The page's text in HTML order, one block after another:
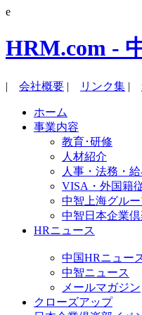
e
HRM.com -
| 会社概要 | リンク集 |
ホーム
事業内容
教育･研修
人材紹介
人事・法務・給
VISA・外国籍
中智上海グル
中智日本企業
HRニュース
中国HRニュー
中智ニュース
メールマガジン
クローズアップ